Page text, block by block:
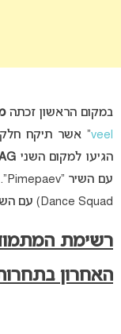
במקום הראשון זכתה
veel” אשר תיקח חלק
הגיעו למקום השני
עם השיר “Pimepaev”. במקום השלישי,
Dance Squad) עם השיר “The Rebel Reborn”.
רשימת
האחרון